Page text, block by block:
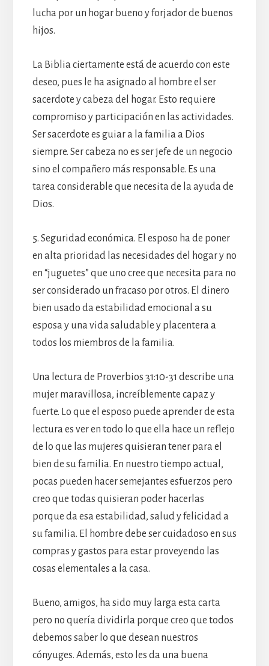
lucha por un hogar bueno y forjador de buenos
hijos.
La Biblia ciertamente está de acuerdo con este
deseo, pues le ha asignado al hombre el ser
sacerdote y cabeza del hogar. Esto requiere
compromiso y participación en las actividades.
Ser sacerdote es guiar a la familia a Dios
siempre. Ser cabeza no es ser jefe de un negocio
sino el compañero más responsable. Es una
tarea considerable que necesita de la ayuda de
Dios.
5. Seguridad económica. El esposo ha de poner
en alta prioridad las necesidades del hogar y no
en “juguetes” que uno cree que necesita para no
ser considerado un fracaso por otros. El dinero
bien usado da estabilidad emocional a su
esposa y una vida saludable y placentera a
todos los miembros de la familia.
Una lectura de Proverbios 31:10-31 describe una
mujer maravillosa, increíblemente capaz y
fuerte. Lo que el esposo puede aprender de esta
lectura es ver en todo lo que ella hace un reflejo
de lo que las mujeres quisieran tener para el
bien de su familia. En nuestro tiempo actual,
pocas pueden hacer semejantes esfuerzos pero
creo que todas quisieran poder hacerlas
porque da esa estabilidad, salud y felicidad a
su familia. El hombre debe ser cuidadoso en sus
compras y gastos para estar proveyendo las
cosas elementales a la casa.
Bueno, amigos, ha sido muy larga esta carta
pero no quería dividirla porque creo que todos
debemos saber lo que desean nuestros
cónyuges. Además, esto les da una buena